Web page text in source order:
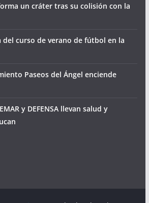
un cráter tras su colisión con la
del curso de verano de fútbol en la
Paseos del Ángel enciende
y DEFENSA llevan salud y